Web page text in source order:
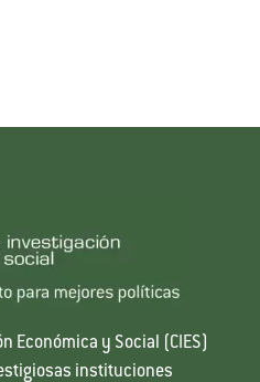
Económica y Social (CIES)
instituciones